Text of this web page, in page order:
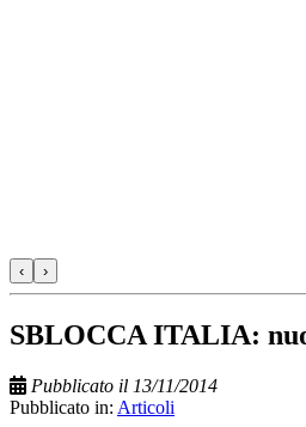
‹ ›
SBLOCCA ITALIA:
Pubblicato il 13/11/2014
Pubblicato in: Articoli